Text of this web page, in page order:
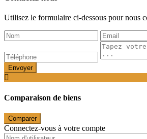
Utilisez le formulaire ci-dessous pour nous
Envoyer
Comparaison de biens
Comparer
Connectez-vous à votre compte